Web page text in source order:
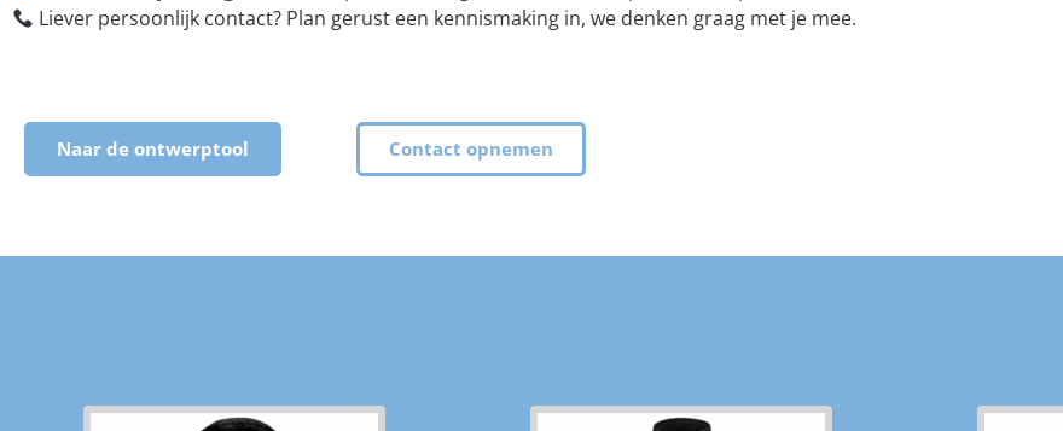
Liever persoonlijk contact? Plan gerust een kennismaking in, we denken graag met je mee.
Naar de ontwerptool Contact opnemen